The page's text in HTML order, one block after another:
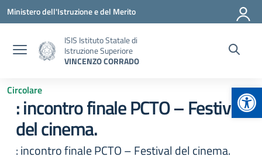
Vai ai contenuti
Vai al menu di navigazione
Vai al footer
Ministero dell'Istruzione e del Merito
ISIS Istituto Statale di
Istruzione Superiore
VINCENZO CORRADO
Circolare
: incontro finale PCTO – Festival
del cinema.
: incontro finale PCTO – Festival del cinema.